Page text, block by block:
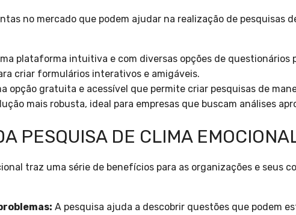
no mercado que podem ajudar na realização de pesquisas
plataforma intuitiva e com diversas opções de questionários
criar formulários interativos e amigáveis.
opção gratuita e acessível que permite criar pesquisas de
mais robusta, ideal para empresas que buscam análises
PESQUISA DE CLIMA
traz uma série de benefícios para as organizações e seus
A pesquisa ajuda a descobrir questões que podem